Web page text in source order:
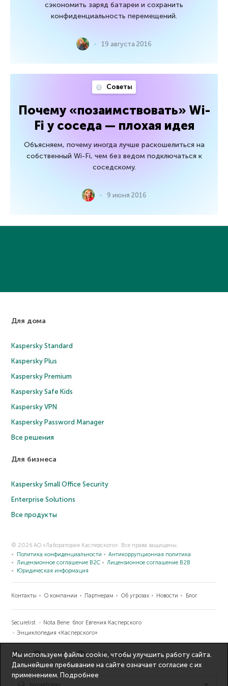
сэкономить заряд батареи и сохранить
конфиденциальность перемещений.
19 августа 2016
Советы
Почему «позаимствовать» Wi-
Fi у соседа — плохая идея
Объясняем, почему иногда лучше раскошелиться на
собственный Wi-Fi, чем без ведом подключаться к
соседскому.
9 июня 2016
Для дома
Kaspersky Standard
Kaspersky Plus
Kaspersky Premium
Kaspersky Safe Kids
Kaspersky VPN
Kaspersky Password Manager
Все решения
Для бизнеса
Kaspersky Small Office Security
Enterprise Solutions
Все продукты
© 2026 АО «Лаборатория Касперского». Все права защищены.
Политика конфиденциальности
Антикоррупционная политика
Лицензионное соглашение B2C
Лицензионное соглашение B2B
Юридическая информация
Контакты О компании Партнерам Об угрозах Новости Блог
Securelist
Nota Bene: блог Евгения Касперского
Энциклопедия «Касперского»
Мы используем файлы cookie, чтобы улучшить работу сайта.
Дальнейшее пребывание на сайте означает согласие с их
применением. Подробнее